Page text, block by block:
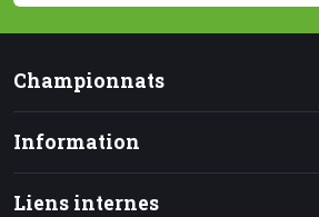
Championnats
Information
Liens internes